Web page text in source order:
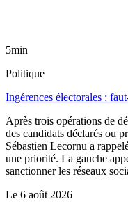
5min
Politique
Ingérences électorales :
Après trois opérations de
des candidats déclarés ou
Sébastien Lecornu a
une priorité. La gauche
sanctionner les réseaux
Le 6 août 2026